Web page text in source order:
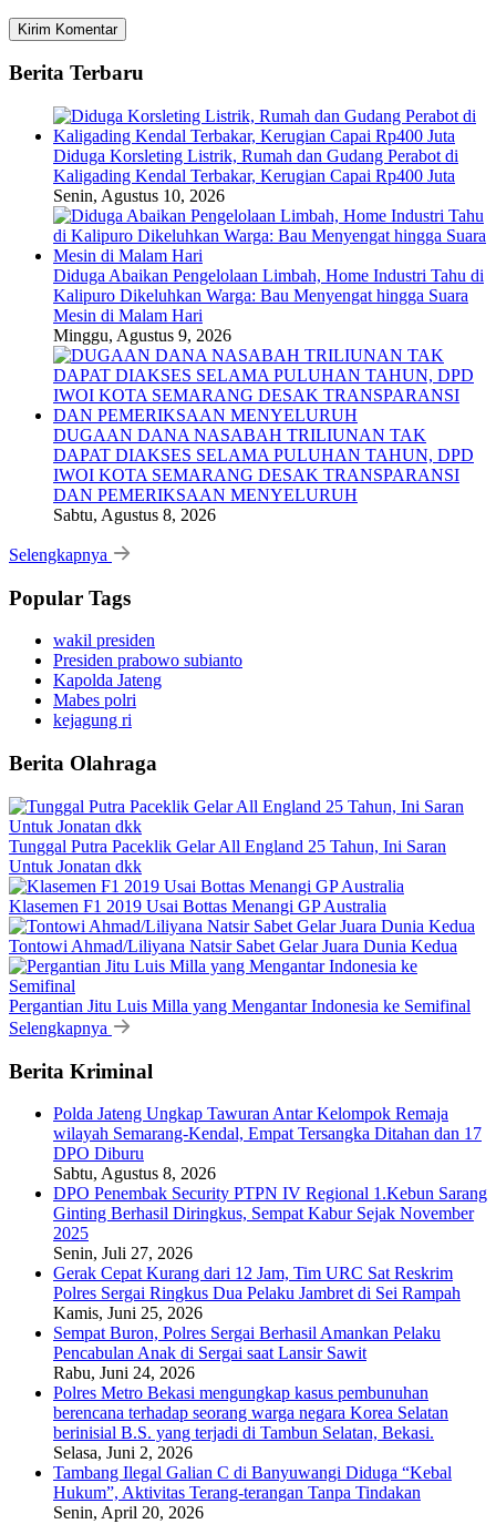
Berita Terbaru
Diduga Korsleting Listrik, Rumah dan Gudang Perabot di
Kaligading Kendal Terbakar, Kerugian Capai Rp400 Juta
Senin, Agustus 10, 2026
Diduga Abaikan Pengelolaan Limbah, Home Industri Tahu di
Kalipuro Dikeluhkan Warga: Bau Menyengat hingga Suara
Mesin di Malam Hari
Minggu, Agustus 9, 2026
DUGAAN DANA NASABAH TRILIUNAN TAK
DAPAT DIAKSES SELAMA PULUHAN TAHUN, DPD
IWOI KOTA SEMARANG DESAK TRANSPARANSI
DAN PEMERIKSAAN MENYELURUH
Sabtu, Agustus 8, 2026
Selengkapnya
Popular Tags
wakil presiden
Presiden prabowo subianto
Kapolda Jateng
Mabes polri
kejagung ri
Berita Olahraga
Tunggal Putra Paceklik Gelar All England 25 Tahun, Ini Saran
Untuk Jonatan dkk
Klasemen F1 2019 Usai Bottas Menangi GP Australia
Tontowi Ahmad/Liliyana Natsir Sabet Gelar Juara Dunia Kedua
Pergantian Jitu Luis Milla yang Mengantar Indonesia ke Semifinal
Selengkapnya
Berita Kriminal
Polda Jateng Ungkap Tawuran Antar Kelompok Remaja
wilayah Semarang-Kendal, Empat Tersangka Ditahan dan 17
DPO Diburu
Sabtu, Agustus 8, 2026
DPO Penembak Security PTPN IV Regional 1.Kebun Sarang
Ginting Berhasil Diringkus, Sempat Kabur Sejak November
2025
Senin, Juli 27, 2026
Gerak Cepat Kurang dari 12 Jam, Tim URC Sat Reskrim
Polres Sergai Ringkus Dua Pelaku Jambret di Sei Rampah
Kamis, Juni 25, 2026
Sempat Buron, Polres Sergai Berhasil Amankan Pelaku
Pencabulan Anak di Sergai saat Lansir Sawit
Rabu, Juni 24, 2026
Polres Metro Bekasi mengungkap kasus pembunuhan
berencana terhadap seorang warga negara Korea Selatan
berinisial B.S. yang terjadi di Tambun Selatan, Bekasi.
Selasa, Juni 2, 2026
Tambang Ilegal Galian C di Banyuwangi Diduga “Kebal
Hukum”, Aktivitas Terang-terangan Tanpa Tindakan
Senin, April 20, 2026